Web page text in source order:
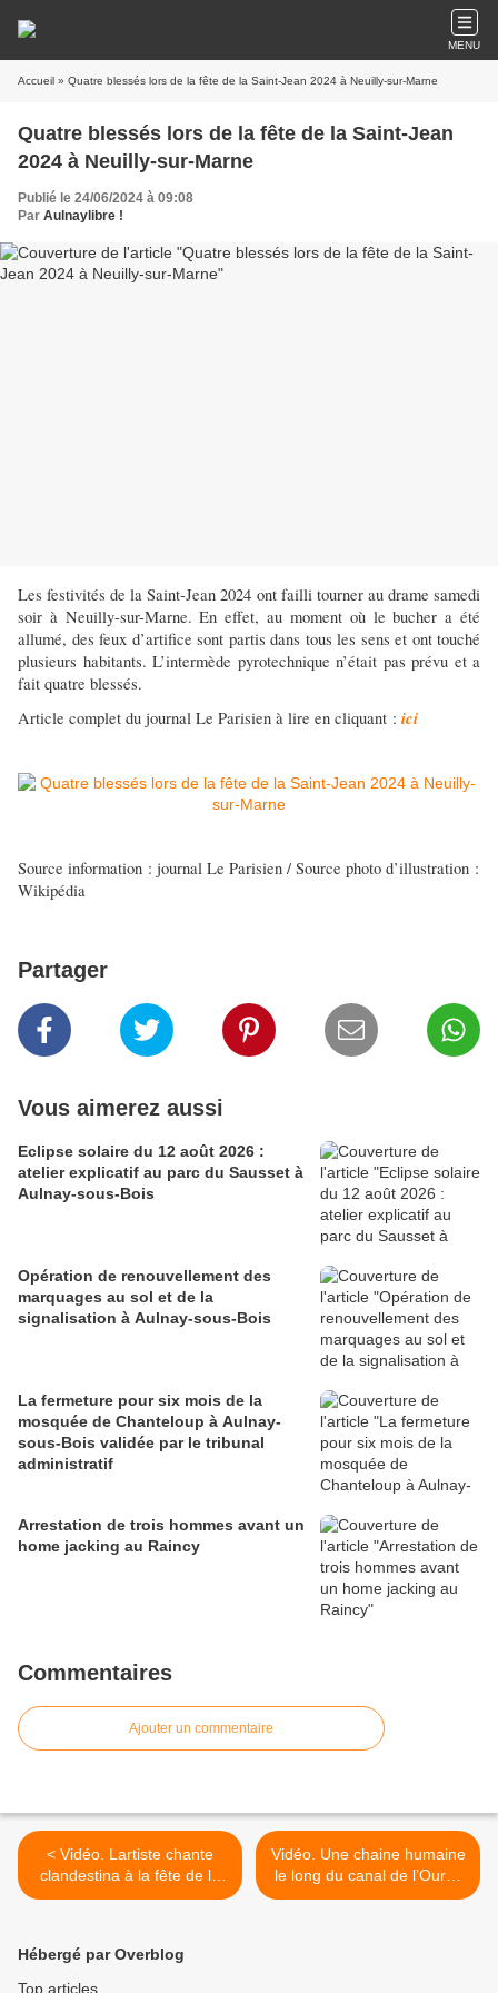
MENU
Accueil » Quatre blessés lors de la fête de la Saint-Jean 2024 à Neuilly-sur-Marne
Quatre blessés lors de la fête de la Saint-Jean
2024 à Neuilly-sur-Marne
Publié le 24/06/2024 à 09:08
Par Aulnaylibre !
Les festivités de la Saint-Jean 2024 ont failli tourner au drame samedi
soir à Neuilly-sur-Marne. En effet, au moment où le bucher a été
allumé, des feux d’artifice sont partis dans tous les sens et ont touché
plusieurs habitants. L’intermède pyrotechnique n’était pas prévu et a
fait quatre blessés.
Article complet du journal Le Parisien à lire en cliquant : ici
Source information : journal Le Parisien / Source photo d’illustration :
Wikipédia
Partager
Vous aimerez aussi
Eclipse solaire du 12 août 2026 :
atelier explicatif au parc du Sausset à
Aulnay-sous-Bois
Opération de renouvellement des
marquages au sol et de la
signalisation à Aulnay-sous-Bois
La fermeture pour six mois de la
mosquée de Chanteloup à Aulnay-
sous-Bois validée par le tribunal
administratif
Arrestation de trois hommes avant un
home jacking au Raincy
Commentaires
Ajouter un commentaire
< Vidéo. Lartiste chante
clandestina à la fête de la
musique 2024 à Aulnay-
Vidéo. Une chaine humaine
le long du canal de l’Ourcq
contre le Rassemblement
Hébergé par Overblog
Top articles